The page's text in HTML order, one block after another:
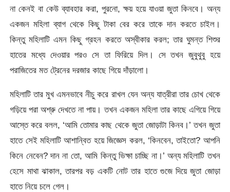
না কেনই বা কেউ ব্যাবহার করা, পুরনো, ক্ষয় হয়ে যাওয়া জুতা কিনবে। অন্য
একজন মহিলা ব্যাগ থেকে কিছু টাকা বের করে তাকে দান করতে চাইল।
কিন্তু মহিলাটি এমন কিছু গ্রহন করতে অস্বীকার করল; তার ঘুমন্ত শিশুর
হাতের মধ্যে দেওয়ার পরও সে তা ফিরিয়ে দিল। সে তখন জুবুথুবু হয়ে
পরাজিতের মত ট্রেনের দরজার কাছে গিয়ে দাঁড়ালো।
মহিলাটি তার মুখ এমনভাবে নীচু করে রাখল যেন অন্য যাত্রীরা তার চোখ থেকে
গড়িয়ে পরা অশ্রু দেখতে না পায়। তখন একজন মহিলা তার কাছে এগিয়ে গিয়ে
আস্তে করে বলল, ‘আমি তোমার কাছ থেকে জুতা জোড়াটা কিনব।’ তখন জুতা
হাতে সেই মহিলাটি আশান্বিত হয়ে জিজ্ঞেস করল, ‘কিনবেন, তাইতো? আপনি
কিনে নেবেন? দান না তো, আমি কিন্তু ভিক্ষা চাচ্ছি না।’ অন্য মহিলাটি তখন
হেসে মাথা ঝাকাল, তারপর বড় একটি নোট তার হাতে গুজে দিয়ে জুতা জোড়া
হাতে নিয়ে চলে গেল।